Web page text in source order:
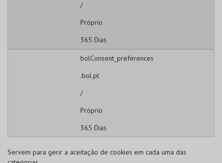
/
Próprio
365 Dias
bolConsent_preferences
.bol.pt
/
Próprio
365 Dias
Servem para gerir a aceitação de cookies em cada uma das